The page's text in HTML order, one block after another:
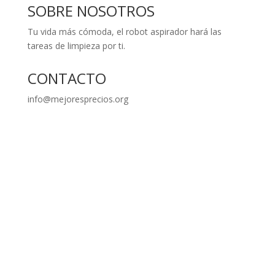
SOBRE NOSOTROS
Tu vida más cómoda, el robot aspirador hará las
tareas de limpieza por ti.
CONTACTO
info@mejoresprecios.org